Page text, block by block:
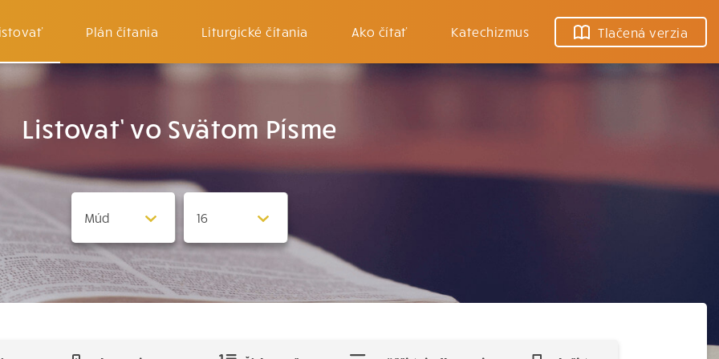
Plán čítania Liturgické čítania Ako čítať Katechizmus Tlačená verzia
Listovať vo Svätom Písme